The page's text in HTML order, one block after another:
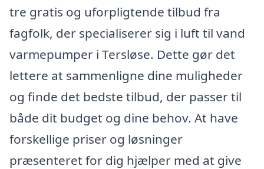
tre gratis og uforpligtende tilbud fra
fagfolk, der specialiserer sig i luft til vand
varmepumper i Tersløse. Dette gør det
lettere at sammenligne dine muligheder
og finde det bedste tilbud, der passer til
både dit budget og dine behov. At have
forskellige priser og løsninger
præsenteret for dig hjælper med at give